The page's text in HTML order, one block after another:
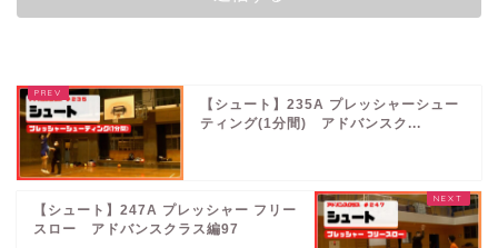
【シュート】235A プレッシャーシュー
ティング(1分間) アドバンスク...
【シュート】247A プレッシャー フリー
スロー アドバンスクラス編97